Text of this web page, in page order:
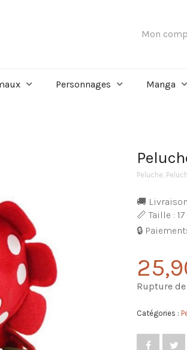
Mon
Personnages Manga
Peluche
🚚
📏 Taille :
🔒
Rupture
Catégories :